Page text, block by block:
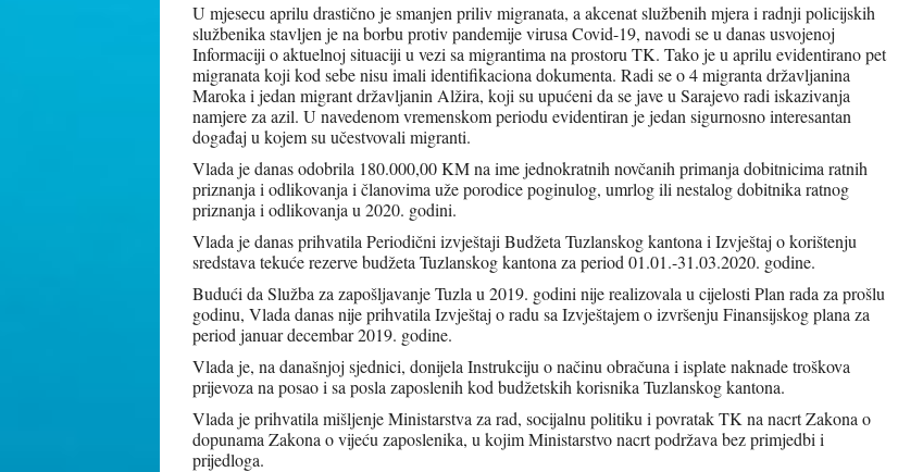
U mjesecu aprilu drastično je smanjen priliv migranata, a akcenat službenih mjera i radnji policijskih
službenika stavljen je na borbu protiv pandemije virusa Covid-19, navodi se u danas usvojenoj
Informaciji o aktuelnoj situaciji u vezi sa migrantima na prostoru TK. Tako je u aprilu evidentirano pet
migranata koji kod sebe nisu imali identifikaciona dokumenta. Radi se o 4 migranta državljanina
Maroka i jedan migrant državljanin Alžira, koji su upućeni da se jave u Sarajevo radi iskazivanja
namjere za azil. U navedenom vremenskom periodu evidentiran je jedan sigurnosno interesantan
događaj u kojem su učestvovali migranti.
Vlada je danas odobrila 180.000,00 KM na ime jednokratnih novčanih primanja dobitnicima ratnih
priznanja i odlikovanja i članovima uže porodice poginulog, umrlog ili nestalog dobitnika ratnog
priznanja i odlikovanja u 2020. godini.
Vlada je danas prihvatila Periodični izvještaji Budžeta Tuzlanskog kantona i Izvještaj o korištenju
sredstava tekuće rezerve budžeta Tuzlanskog kantona za period 01.01.-31.03.2020. godine.
Budući da Služba za zapošljavanje Tuzla u 2019. godini nije realizovala u cijelosti Plan rada za prošlu
godinu, Vlada danas nije prihvatila Izvještaj o radu sa Izvještajem o izvršenju Finansijskog plana za
period januar decembar 2019. godine.
Vlada je, na današnjoj sjednici, donijela Instrukciju o načinu obračuna i isplate naknade troškova
prijevoza na posao i sa posla zaposlenih kod budžetskih korisnika Tuzlanskog kantona.
Vlada je prihvatila mišljenje Ministarstva za rad, socijalnu politiku i povratak TK na nacrt Zakona o
dopunama Zakona o vijeću zaposlenika, u kojim Ministarstvo nacrt podržava bez primjedbi i
prijedloga.